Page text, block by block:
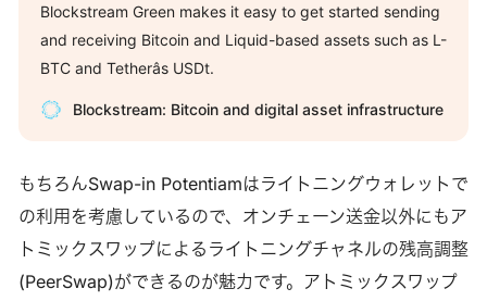
Blockstream Green makes it easy to get started sending
and receiving Bitcoin and Liquid-based assets such as L-
BTC and Tetherâs USDt.
Blockstream: Bitcoin and digital asset infrastructure
もちろんSwap-in Potentiamはライトニングウォレットで
の利用を考慮しているので、オンチェーン送金以外にもア
トミックスワップによるライトニングチャネルの残高調整
(PeerSwap)ができるのが魅力です。アトミックスワップ